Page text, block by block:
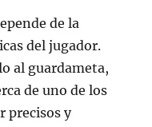
de la
del jugador.
al guardameta,
de uno de los
precisos y